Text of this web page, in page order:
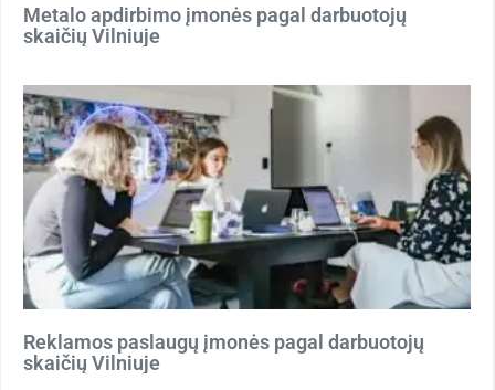
Metalo apdirbimo įmonės pagal darbuotojų
skaičių Vilniuje
Reklamos paslaugų įmonės pagal darbuotojų
skaičių Vilniuje